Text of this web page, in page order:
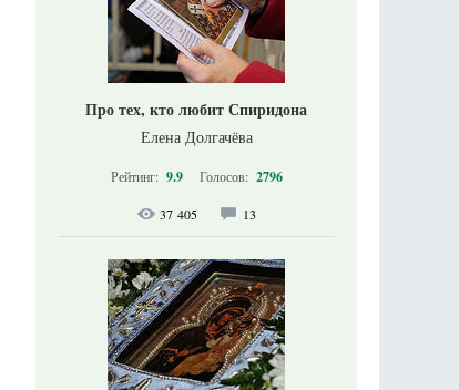
Про тех, кто любит Спиридона
Елена Долгачёва
Рейтинг: 9.9 Голосов: 2796
37 405 13